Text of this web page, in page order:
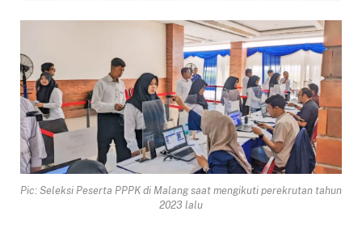
Pic: Seleksi Peserta PPPK di Malang saat mengikuti perekrutan tahun
2023 lalu